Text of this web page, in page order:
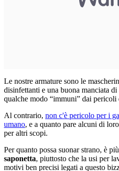
Le nostre armature sono le
disinfettanti e una buona manciata
qualche modo “immuni” dai pericoli
Al contrario, non c'è pericolo per i
umano, e a quanto pare alcuni di
per altri scopi.
Per quanto possa suonar strano, è
saponetta, piuttosto che la usi per
motivi ben precisi legati a questo